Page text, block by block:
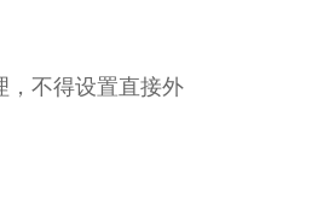
，不得设置直接外